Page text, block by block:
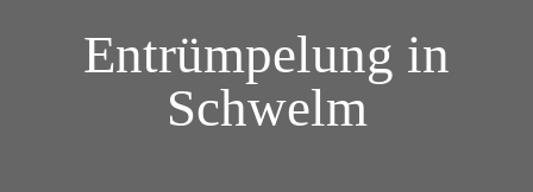
Entrümpelung in
Schwelm